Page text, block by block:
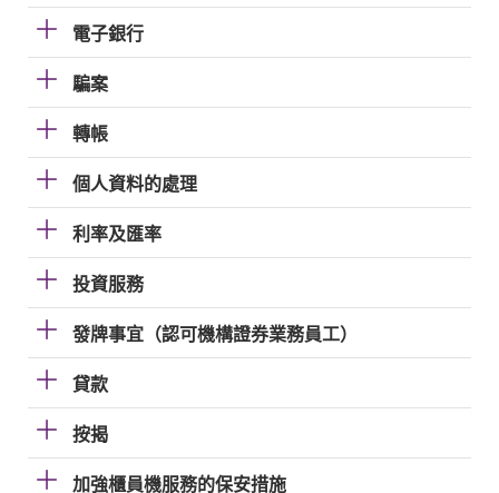
電子銀行
騙案
轉帳
個人資料的處理
利率及匯率
投資服務
發牌事宜（認可機構證券業務員工）
貸款
按揭
加強櫃員機服務的保安措施